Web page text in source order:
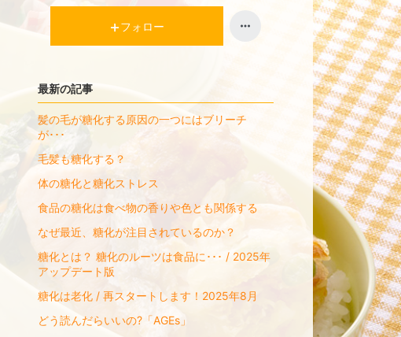
フォロー
最新の記事
髪の毛が糖化する原因の一つにはブリーチ
が･･･
毛髪も糖化する？
体の糖化と糖化ストレス
食品の糖化は食べ物の香りや色とも関係する
なぜ最近、糖化が注目されているのか？
糖化とは？ 糖化のルーツは食品に･･･ / 2025年
アップデート版
糖化は老化 / 再スタートします！2025年8月
どう読んだらいいの?「AGEs」